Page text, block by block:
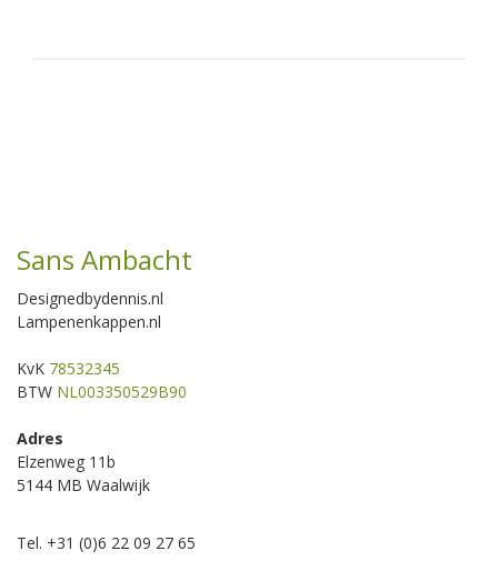
Sans Ambacht
Designedbydennis.nl
Lampenenkappen.nl
KvK 78532345
BTW NL003350529B90
Adres
Elzenweg 11b
5144 MB Waalwijk
Tel. +31 (0)6 22 09 27 65